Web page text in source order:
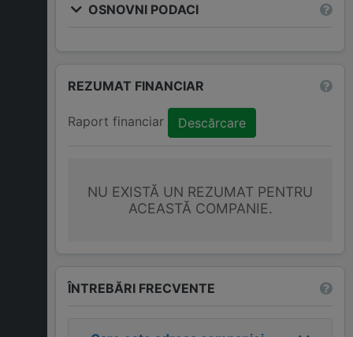
OSNOVNI PODACI
REZUMAT FINANCIAR
Raport financiar Descărcare
NU EXISTĂ UN REZUMAT PENTRU
ACEASTĂ COMPANIE.
ÎNTREBĂRI FRECVENTE